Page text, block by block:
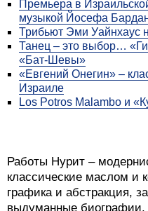
Премьера в
музыкой Йосефа
Трибьют Эми Уайнхаус
Танец – это выбор…
«Бат-Шевы»
«Евгений Онегин» –
Израиле
Los Potros Malambo и
Работы Нурит –
классические маслом и
графика и абстракция,
выдуманные биографии.